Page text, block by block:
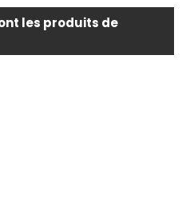
les produits de